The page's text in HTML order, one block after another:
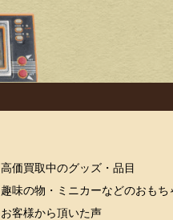
高価買取中のグッズ・品目
趣味の物・ミニカーなどのおもち
お客様から頂いた声